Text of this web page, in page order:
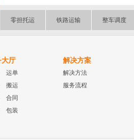
零担托运 铁路运输 整车调度
大厅
运单
搬运
合同
包装
解决方案
解决方法
服务流程